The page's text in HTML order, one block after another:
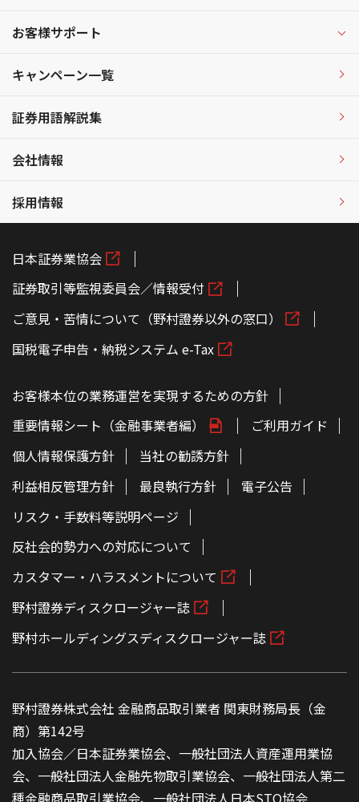
お客様サポート
キャンペーン一覧
証券用語解説集
会社情報
採用情報
日本証券業協会
証券取引等監視委員会／情報受付
ご意見・苦情について（野村證券以外の窓口）
国税電子申告・納税システム e-Tax
お客様本位の業務運営を実現するための方針
重要情報シート（金融事業者編）
ご利用ガイド
個人情報保護方針
当社の勧誘方針
利益相反管理方針
最良執行方針
電子公告
リスク・手数料等説明ページ
反社会的勢力への対応について
カスタマー・ハラスメントについて
野村證券ディスクロージャー誌
野村ホールディングスディスクロージャー誌
野村證券株式会社 金融商品取引業者 関東財務局長（金
商）第142号
加入協会／日本証券業協会、一般社団法人資産運用業協
会、一般社団法人金融先物取引業協会、一般社団法人第二